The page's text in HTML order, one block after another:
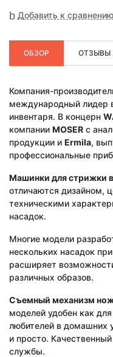
Добавить к сравнению
ОБЗОР ОТЗЫВЫ
Компания-
международный лидер
инвентаря. В концерн
компании MOSER с
продукции и Ermila,
профессиональные
Машинки для стрижки
отличаются дизайном,
техническими
насадок.
Многие модели
нескольких насадок
расширяет
различных образов.
Съемный механизм
моделей удобен как
любителей в домашних
и просто.
службы.